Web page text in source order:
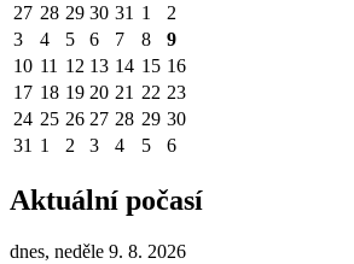
27 28 29 30 31 1
2
3
4 5 6 7 8
9
10 11 12 13 14 15 16
17 18 19 20 21 22 23
24 25 26 27 28 29 30
31 1 2 3 4 5 6
Aktuální počasí
dnes, neděle 9. 8. 2026